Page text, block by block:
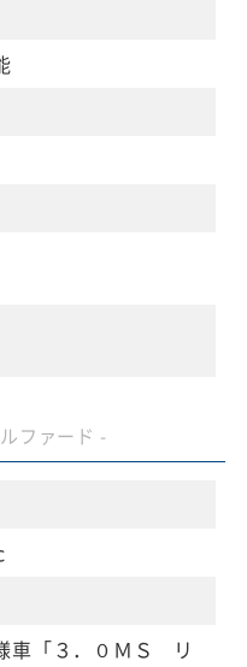
ファード -
車「３．０ＭＳ リ